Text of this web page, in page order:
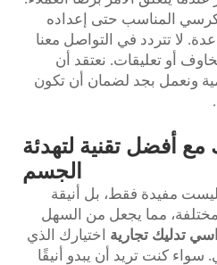
المناسب حتى إعداده
لا تتردد في التواصل معنا
أو تعليقات. نعتقد أن
ونعمل بجد لضمان أن تكون
مع أفضل تقنية لتهدئة
الجسم
مفيدة فقط، بل أنيقة
مختلفة، مما يجعل من السهل
تدليك تجارية اختيارك الذي
سواء كنت تريد أن يبدو أنيقًا